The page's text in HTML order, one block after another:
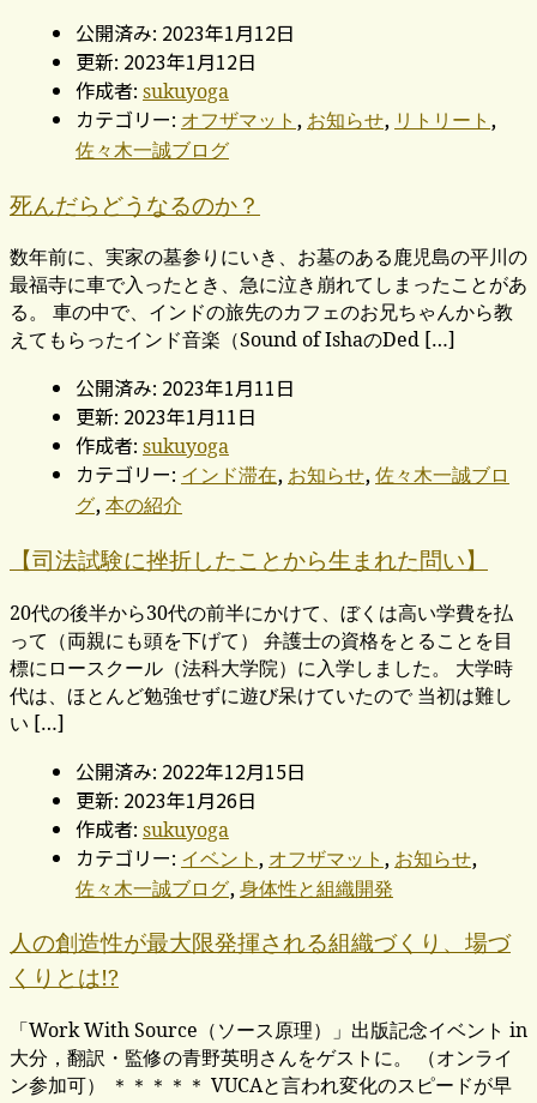
公開済み: 2023年1月12日
更新: 2023年1月12日
作成者: sukuyoga
カテゴリー: オフザマット , お知らせ, リトリート ,
佐々木一誠ブログ
死んだらどうなるのか？
数年前に、実家の墓参りにいき、お墓のある鹿児島の平川の
最福寺に車で入ったとき、急に泣き崩れてしまったことがあ
る。 車の中で、インドの旅先のカフェのお兄ちゃんから教
えてもらったインド音楽（Sound of IshaのDed […]
公開済み: 2023年1月11日
更新: 2023年1月11日
作成者: sukuyoga
カテゴリー: インド滞在, お知らせ,佐々木一誠ブロ
グ,本の紹介
【司法試験に挫折したことから生まれた問い】
20代の後半から30代の前半にかけて、ぼくは高い学費を払
って（両親にも頭を下げて） 弁護士の資格をとることを目
標にロースクール（法科大学院）に入学しました。 大学時
代は、ほとんど勉強せずに遊び呆けていたので 当初は難し
い […]
公開済み: 2022年12月15日
更新: 2023年1月26日
作成者: sukuyoga
カテゴリー: イベント , オフザマット , お知らせ,
佐々木一誠ブログ, 身体性と組織開発
人の創造性が最大限発揮される組織づくり、場づ
くりとは!?
「Work With Source（ソース原理）」出版記念イベント in
大分，翻訳・監修の青野英明さんをゲストに。 （オンライ
ン参加可） ＊＊＊＊＊ VUCAと言われ変化のスピードが早